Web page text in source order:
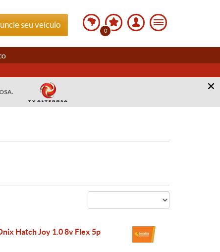
seu veículo
0
Hatch Joy 1.0 8v Flex 5p